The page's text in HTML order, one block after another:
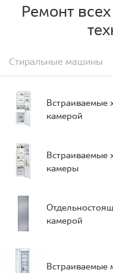
Ремонт
Стиральные машины
Встраиваемые
камерой
Встраиваемые
камеры
камерой
Встраиваемые